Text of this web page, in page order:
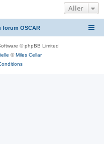
c
Aller
forum OSCAR
© phpBB Limited
©Miles Cellar